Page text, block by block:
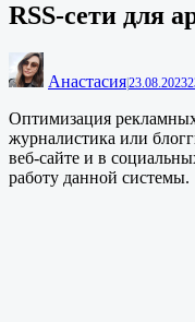
RSS-сети для
Анастасия23.08.2023
Оптимизация
журналистика или
веб-сайте и в
работу данной системы.